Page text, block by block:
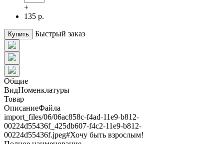
+
135 р.
Купить Быстрый заказ
Общие
ВидНоменклатуры
Товар
ОписаниеФайла
import_files/06/06ac858c-f4ad-11e9-b812-
00224d55436f_425db607-f4c2-11e9-b812-
00224d55436f.jpeg#Хочу быть взрослым!